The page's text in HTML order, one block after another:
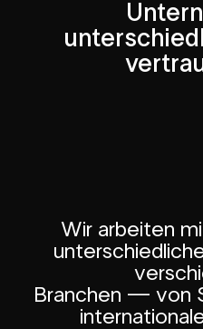
Wir arbeiten
Branchen — von